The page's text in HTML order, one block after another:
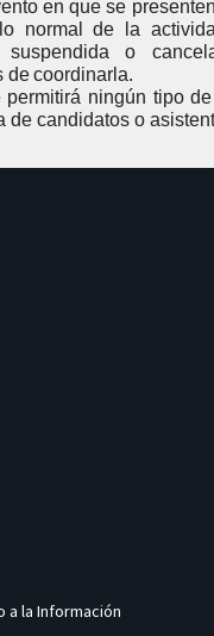
en que se
normal de la
suspendida o
de coordinarla.
permitirá ningún tipo
de candidatos o
a la Información